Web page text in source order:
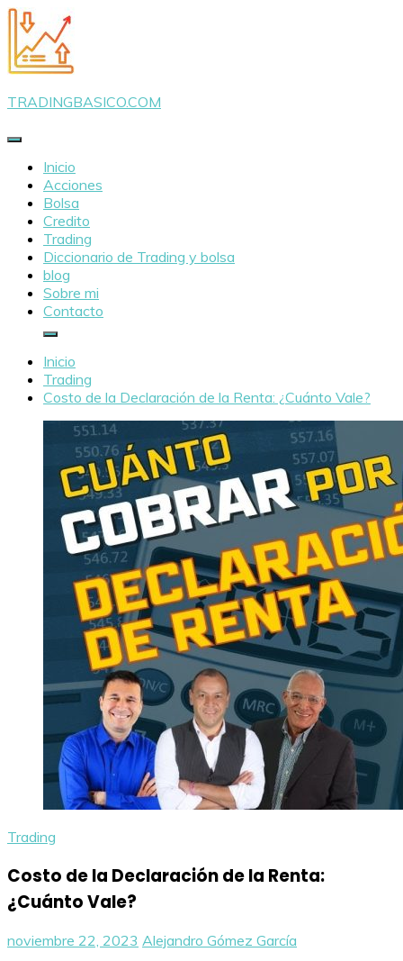
Saltar
al
contenido
TRADINGBASICO.COM
Inicio
Acciones
Bolsa
Credito
Trading
Diccionario de Trading y bolsa
blog
Sobre mi
Contacto
Inicio
Trading
Costo de la Declaración de la Renta: ¿Cuánto Vale?
Trading
Costo de la Declaración de la Renta:
¿Cuánto Vale?
noviembre 22, 2023 Alejandro Gómez García